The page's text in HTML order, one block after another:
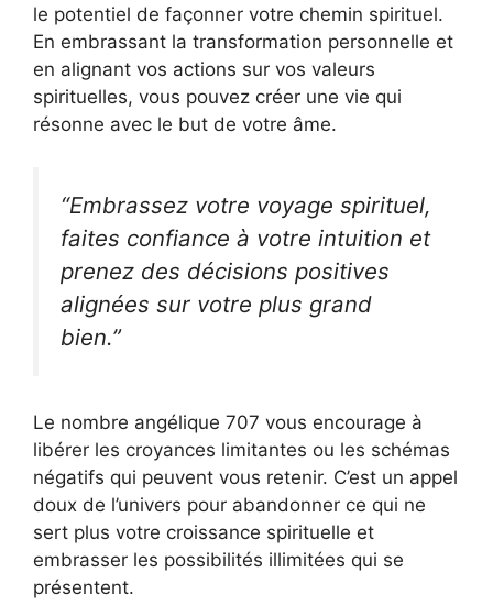
le potentiel de façonner votre chemin spirituel.
En embrassant la transformation personnelle et
en alignant vos actions sur vos valeurs
spirituelles, vous pouvez créer une vie qui
résonne avec le but de votre âme.
“Embrassez votre voyage spirituel,
faites confiance à votre intuition et
prenez des décisions positives
alignées sur votre plus grand
bien.”
Le nombre angélique 707 vous encourage à
libérer les croyances limitantes ou les schémas
négatifs qui peuvent vous retenir. C’est un appel
doux de l’univers pour abandonner ce qui ne
sert plus votre croissance spirituelle et
embrasser les possibilités illimitées qui se
présentent.